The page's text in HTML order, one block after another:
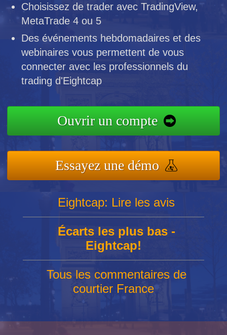
Choisissez de trader avec TradingView,
MetaTrade 4 ou 5
Des événements hebdomadaires et des
webinaires vous permettent de vous
connecter avec les professionnels du
trading d'Eightcap
Ouvrir un compte
Essayez une démo
Eightcap: Lire les avis
Écarts les plus bas -
Eightcap!
Tous les commentaires de
courtier France